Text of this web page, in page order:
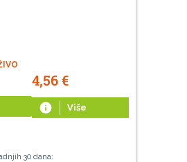
4,56€
info Više
30 dana: